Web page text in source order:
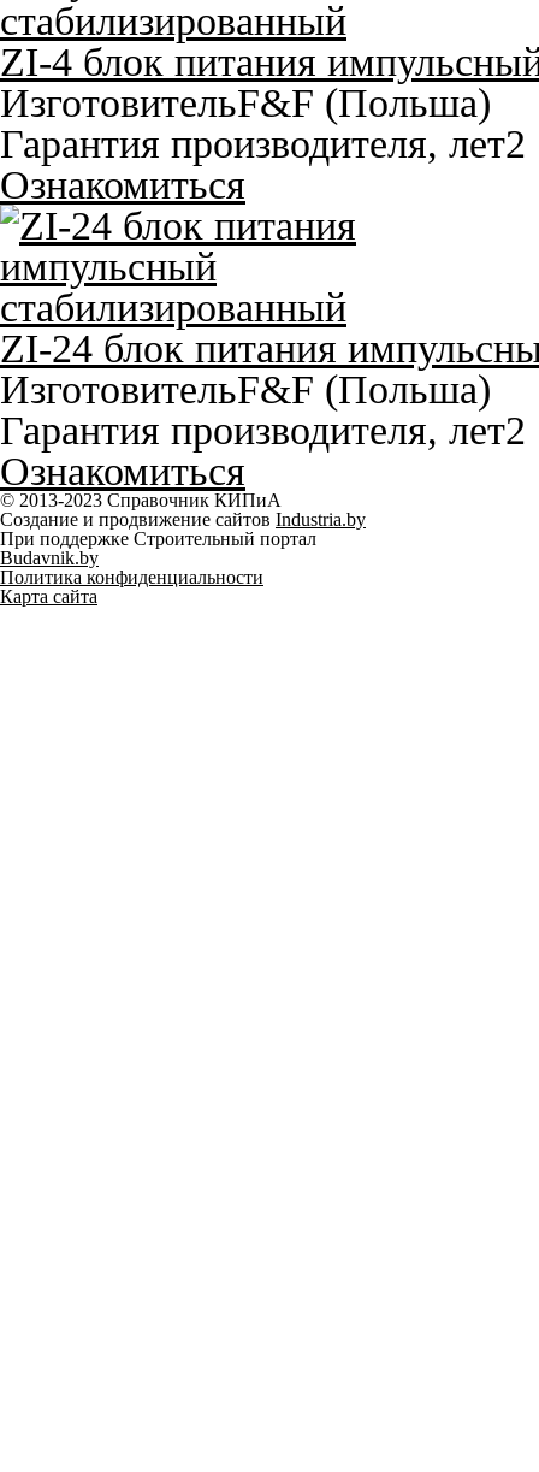
ZI-4 блок питания
ИзготовительF&F (Польша)
Гарантия производителя, лет2
Ознакомиться
ZI-24 блок питания
ИзготовительF&F (Польша)
Гарантия производителя, лет2
Ознакомиться
© 2013-2023 Справочник КИПиА
Создание и продвижение сайтов Industria.by
При поддержке Строительный портал
Budavnik.by
Политика конфиденциальности
Карта сайта